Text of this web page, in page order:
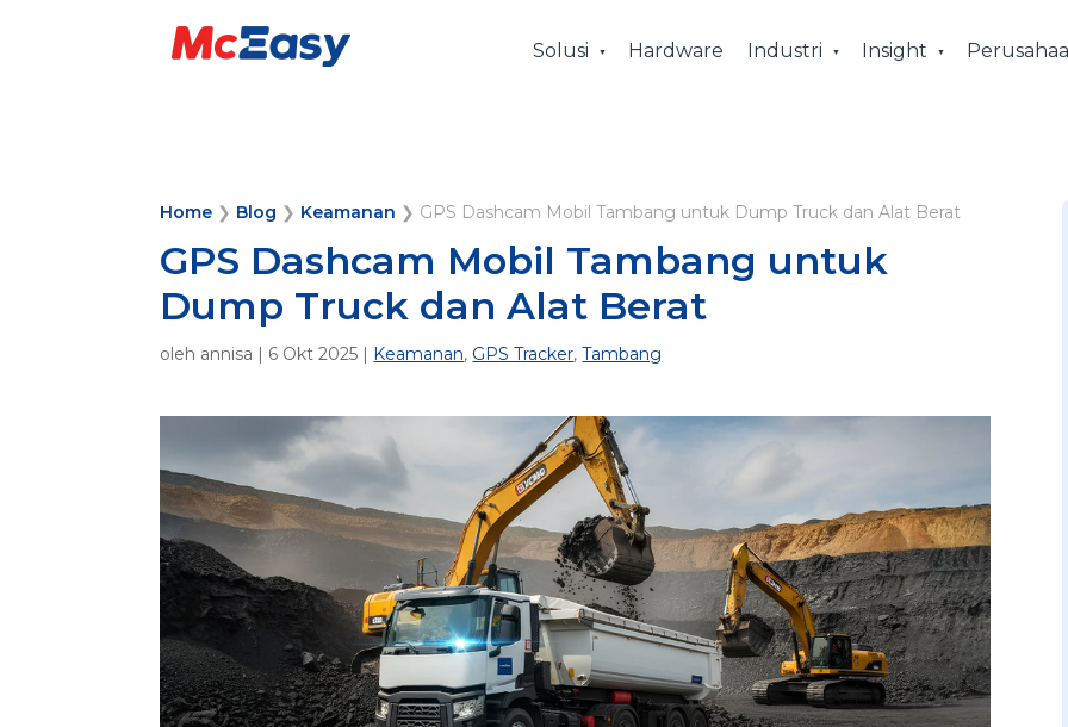
Solusi Hardware Industri Insight
Home ❯ Blog ❯ Keamanan ❯ GPS Dashcam Mobil Tambang untuk Dump Truck dan Alat Berat
GPS Dashcam Mobil Tambang untuk
Dump Truck dan Alat Berat
oleh annisa | 6 Okt 2025 | Keamanan, GPS Tracker,Tambang